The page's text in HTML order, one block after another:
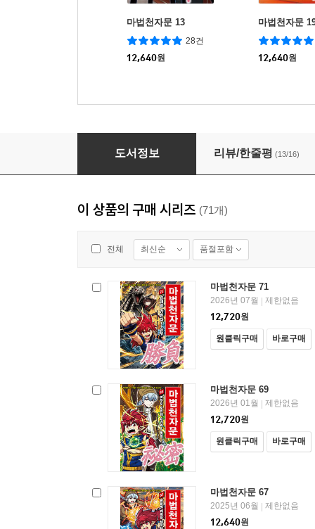
마법천자문 13
28건
12,640원
마법천자문
12,640원
마법천자문 10
도서정보 리뷰/한줄평 (13/16)
이 상품의 구매 시리즈 (71개)
전체 최신순 품절포함
마법천자문 71
2026년 07월
제한없음
12,720원
원클릭구매 바로구매
마법천자문 69
2026년 01월
제한없음
12,720원
원클릭구매 바로구매
마법천자문 67
2025년 06월
제한없음
12,640원